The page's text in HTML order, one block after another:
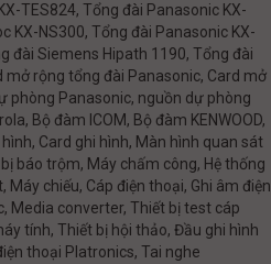
TES824, Tổng đài Panasonic KX-
KX-NS300, Tổng đài Panasonic KX-
đài Siemens Hipath 1190, Tổng đài
mở rộng tổng đài Panasonic, Card mở
phòng Panasonic, nguồn dự phòng
Bộ đàm ICOM, Bộ đàm KENWOOD,
Card ghi hình, Màn hình quan sát
báo trộm, Máy chấm công, Hệ thống
chiếu, Cáp điện thoại, Ghi âm điện
Media converter, Thiết bị test cáp
tính, Thiết bị hội thảo, Đầu ghi hình
thoại Platronics, Tai nghe